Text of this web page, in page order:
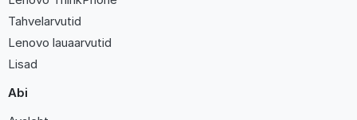
Tahvelarvutid
Lenovo lauaarvutid
Lisad
Abi